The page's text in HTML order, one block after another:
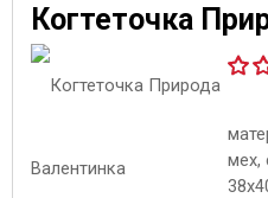
Когтеточка
мех,